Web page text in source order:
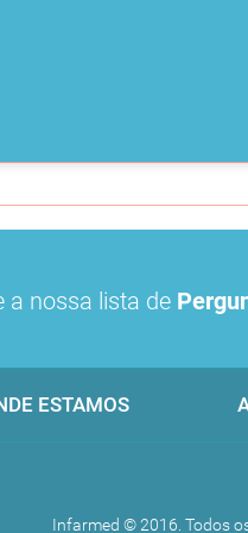
a nossa lista de
ESTAMOS
Infarmed © 2016. Todos